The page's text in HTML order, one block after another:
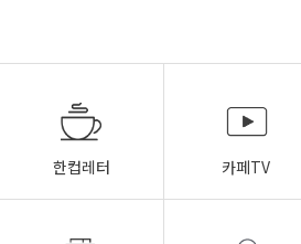
한컵레터 카페TV